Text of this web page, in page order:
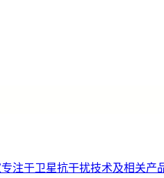
注于卫星抗干扰技术及相关